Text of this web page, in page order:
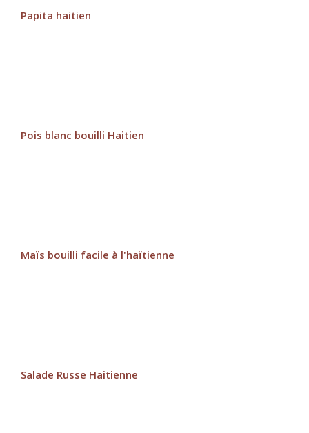
Papita haitien
Pois blanc bouilli Haitien
Maïs bouilli facile à l'haïtienne
Salade Russe Haitienne